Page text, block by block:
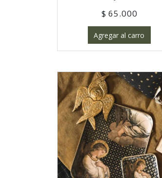
$ 65.000
Agregar al carro